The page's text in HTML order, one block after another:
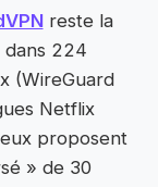
reste la
224
(WireGuard
Netflix
proposent
» de 30